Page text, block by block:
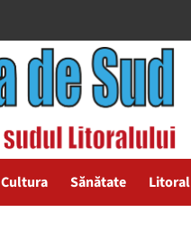
Cultura Sănătate Litoral